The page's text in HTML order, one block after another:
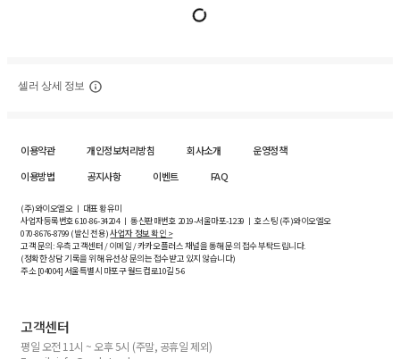
셀러 상세 정보
이용약관 개인정보처리방침 회사소개
운영정책
이용방법
공지사항 이벤트 FAQ
(주)와이오엘오 ㅣ 대표 황유미
사업자등록번호610-86-34204ㅣ 통신판매번호 2019-서울마포-1239 ㅣ 호스팅 (주)와이오엘오
070-8676-8799 (발신 전용)사업자 정보 확인 >
고객 문의: 우측 고객센터 / 이메일 / 카카오플러스 채널을 통해 문의 접수 부탁드립니다.
(정확한 상담 기록을 위해 유선상 문의는 접수받고 있지 않습니다)
주소 [04004] 서울특별시 마포구 월드컵로10길5-6
고객센터
평일 오전 11시 ~ 오후 5시 (주말, 공휴일 제외)